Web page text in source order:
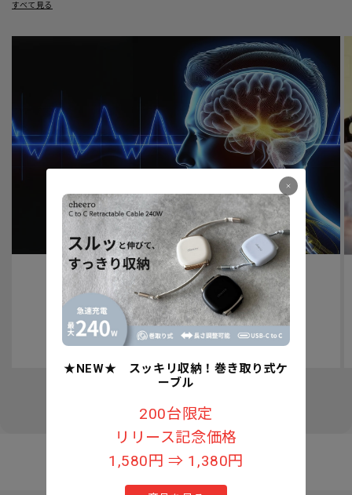
すべて見る
認知症予防への取り組みについて
★NEW★ スッキリ収納！巻き取り式ケ
ーブル
200台限定
リリース記念価格
1,580円 ⇒ 1,380円